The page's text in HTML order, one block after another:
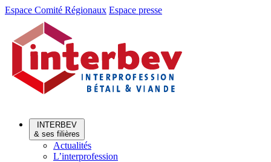
Aller
Aller
contenu
Espace Comité Régionaux Espace presse
INTERBEV
& ses filières
Actualités
L’interprofession